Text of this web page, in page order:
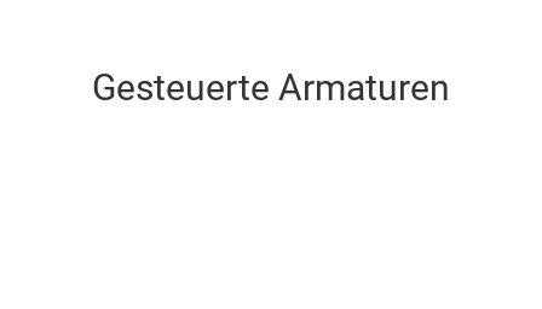
Gesteuerte Armaturen